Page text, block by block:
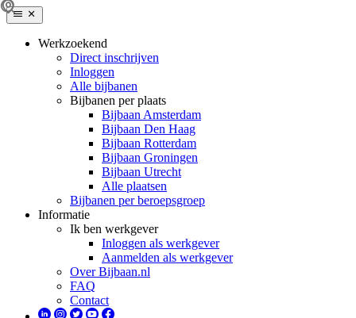
Werkzoekend
Direct inschrijven
Inloggen
Alle bijbanen
Bijbanen per plaats
Bijbaan Amsterdam
Bijbaan Den Haag
Bijbaan Rotterdam
Bijbaan Groningen
Bijbaan Utrecht
Alle plaatsen
Bijbanen per beroepsgroep
Informatie
Ik ben werkgever
Inloggen als werkgever
Aanmelden als werkgever
Over Bijbaan.nl
FAQ
Contact